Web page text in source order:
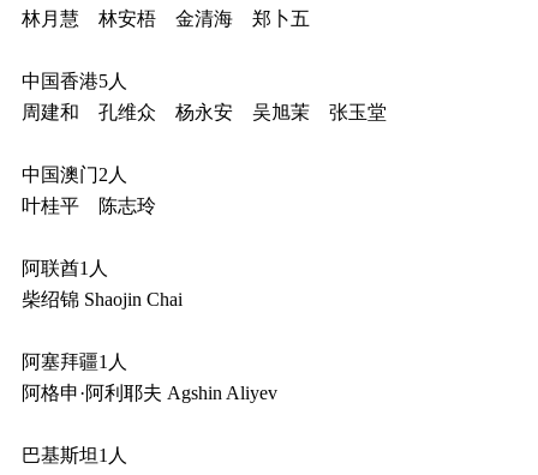
林月慧 林安梧 金清海 郑卜五
中国香港5人
周建和 孔维众 杨永安 吴旭茉 张玉堂
中国澳门2人
叶桂平 陈志玲
阿联酋1人
柴绍锦 Shaojin Chai
阿塞拜疆1人
阿格申·阿利耶夫 Agshin Aliyev
巴基斯坦1人